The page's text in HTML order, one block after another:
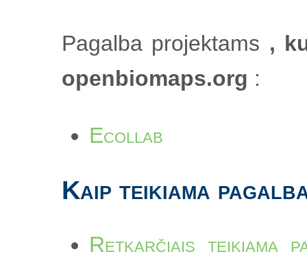
Pagalba projektams ,
openbiomaps.org :
Ecollab
Kaip teikiama
Retkarčiais teikiama